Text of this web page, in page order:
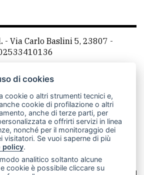
- Via Carlo Baslini 5, 23807 -
LeccoOnline
RSS
policy
cookie
di cookies
cookie o altri strumenti tecnici e,
cookie di profilazione o altri
anche di terze parti, per
e offrirti servizi in linea
nonché per il monitoraggio dei
visitatori. Se vuoi saperne di più
policy.
analitico soltanto alcune
cookie è possibile cliccare su